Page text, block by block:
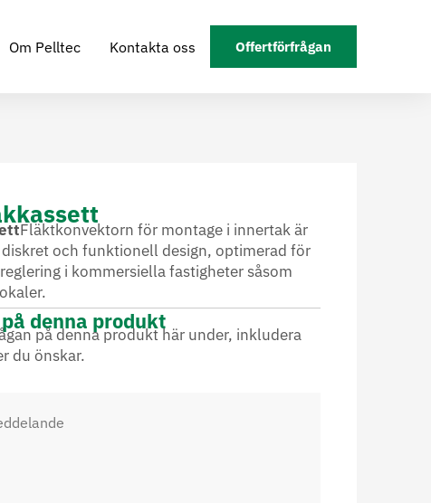
Om Pelltec Kontakta oss Offertförfrågan
Fläktkonvektorn för montage i innertak är
och funktionell design, optimerad för
i kommersiella fastigheter såsom
denna produkt
på denna produkt här under, inkludera
du önskar.